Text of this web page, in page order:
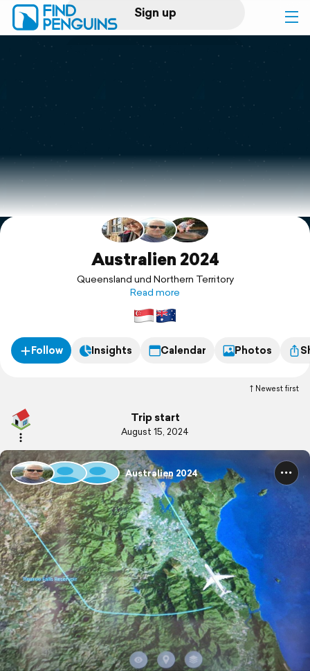
Sign up
Log in
Print a book
Flyover video
Explore
SupportAustralien 2024
Queensland und Northern Territory
Read more
Follow Insights Calendar Photos
Newest first
Trip start
August 15, 2024
Australien 2024